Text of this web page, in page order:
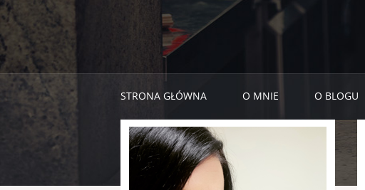
STRONA GŁÓWNA O MNIE O BLOGU